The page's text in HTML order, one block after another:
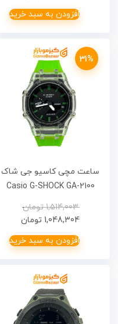
افزودن به سبد خرید
31%
ساعت مچی کاسیو جی شاک
Casio G-SHOCK GA-2100
Custom (AP)
1,514,003 تومان
1,048,304 تومان
افزودن به سبد خرید